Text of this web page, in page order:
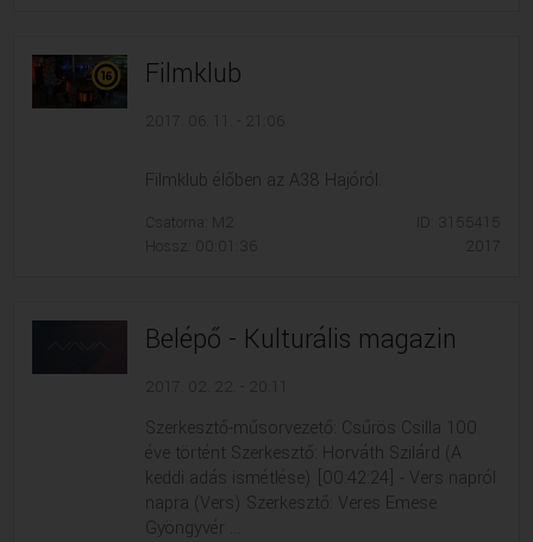
Filmklub
2017. 06. 11. - 21:06
Filmklub élőben az A38 Hajóról.
Csatorna: M2
Hossz: 00:01:36
ID: 3155415
2017
Belépő - Kulturális magazin
2017. 02. 22. - 20:11
Szerkesztő-műsorvezető: Csűrös Csilla 100
éve történt Szerkesztő: Horváth Szilárd (A
keddi adás ismétlése) [00:42:24] - Vers napról
napra (Vers) Szerkesztő: Veres Emese
Gyöngyvér ...